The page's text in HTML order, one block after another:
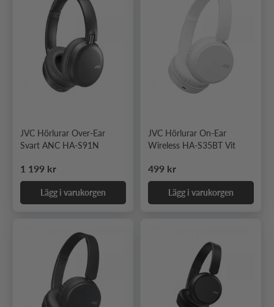
JVC Hörlurar Over-Ear
Svart ANC HA-S91N
Ordinarie pris
1 199 kr
Lägg i varukorgen
JVC Hörlurar On-Ear
Wireless HA-S35BT Vit
Ordinarie pris
499 kr
Lägg i varukorgen